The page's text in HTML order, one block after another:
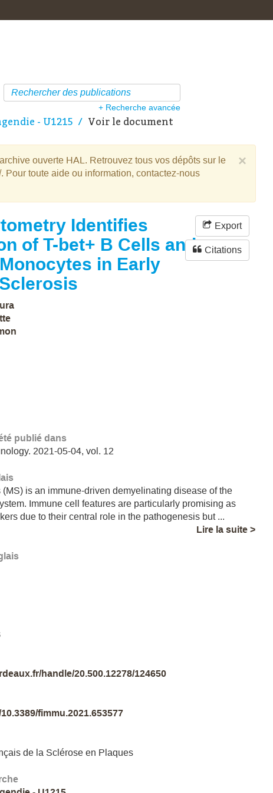
+ Recherche avancée
- U1215 Voir le document
×
ouverte HAL. Retrouvez tous vos dépôts sur le
Pour toute aide ou information, contactez-nous
Identifies
of T-bet+ B Cells and
in Early
Export
Citations
publié dans
2021-05-04, vol. 12
is an immune-driven demyelinating disease of the
Immune cell features are particularly promising as
due to their central role in the pathogenesis but ...
Lire la suite >
handle/20.500.12278/124650
fimmu.2021.653577
de la Sclérose en Plaques